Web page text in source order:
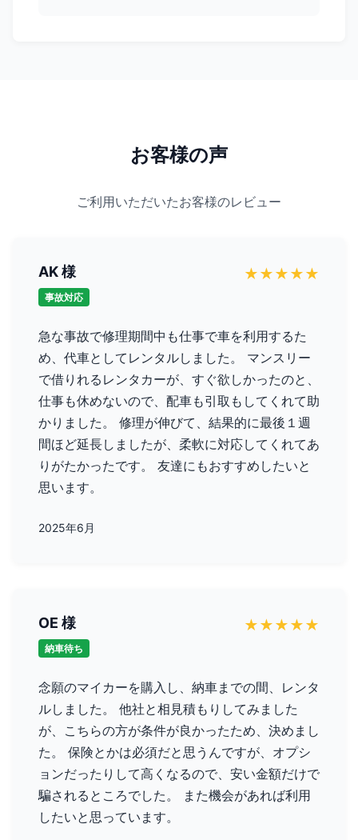
お客様の声
ご利用いただいたお客様のレビュー
AK 様
事故対応
★★★★★
急な事故で修理期間中も仕事で車を利用するた
め、代車としてレンタルしました。 マンスリー
で借りれるレンタカーが、すぐ欲しかったのと、
仕事も休めないので、配車も引取もしてくれて助
かりました。 修理が伸びて、結果的に最後１週
間ほど延長しましたが、柔軟に対応してくれてあ
りがたかったです。 友達にもおすすめしたいと
思います。
2025年6月
OE 様
納車待ち
★★★★★
念願のマイカーを購入し、納車までの間、レンタ
ルしました。 他社と相見積もりしてみました
が、こちらの方が条件が良かったため、決めまし
た。 保険とかは必須だと思うんですが、オプシ
ョンだったりして高くなるので、安い金額だけで
騙されるところでした。 また機会があれば利用
したいと思っています。